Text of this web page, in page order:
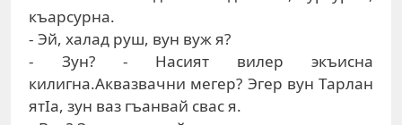
къарсурна.
- Эй, халад руш, вун вуж я?
- Зун? - Насият вилер экъисна
килигна.Аквазвачни мегер? Эгер вун Тарлан
ятIа, зун ваз гъанвай свас я.